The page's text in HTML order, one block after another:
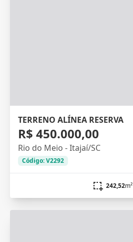
TERRENO ALÍNEA RESERVA
R$ 450.000,00
Rio do Meio - Itajaí/SC
Código: V2292
242,52m²